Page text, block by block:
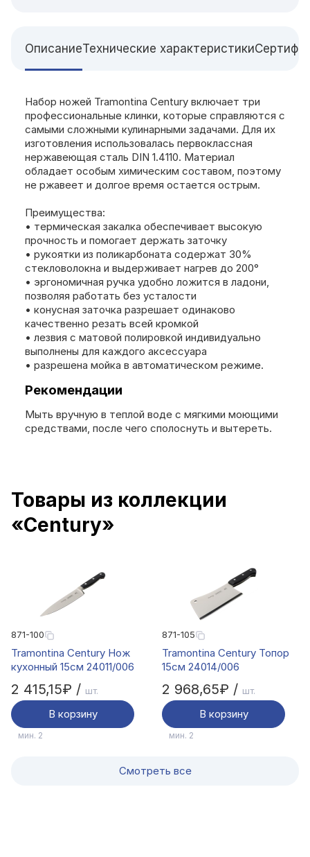
ОписаниеТехнические характеристики
Набор ножей Tramontina Century включает три
профессиональные клинки, которые справляются с
самыми сложными кулинарными задачами. Для их
изготовления использовалась первоклассная
нержавеющая сталь DIN 1.4110. Материал
обладает особым химическим составом, поэтому
не ржавеет и долгое время остается острым.
Преимущества:
• термическая закалка обеспечивает высокую
прочность и помогает держать заточку
• рукоятки из поликарбоната содержат 30%
стекловолокна и выдерживает нагрев до 200°
• эргономичная ручка удобно ложится в ладони,
позволяя работать без усталости
• конусная заточка разрешает одинаково
качественно резать всей кромкой
• лезвия с матовой полировкой индивидуально
выполнены для каждого аксессуара
• разрешена мойка в автоматическом режиме.
Рекомендации
Мыть вручную в теплой воде с мягкими моющими
средствами, после чего сполоснуть и вытереть.
Товары из коллекции
«Century»
871-100
Tramontina Century Нож
кухонный 15см 24011/006
2 415,15₽ / шт.
В корзину
мин. 2
871-105
Tramontina Century Топор
15см 24014/006
2 968,65₽ / шт.
В корзину
мин. 2
Смотреть все